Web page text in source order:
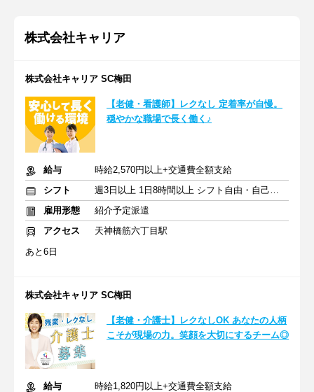
株式会社キャリア
株式会社キャリア SC梅田
【老健・看護師】レクなし 定着率が自慢。
穏やかな職場で長く働く♪
給与
時給2,570円以上+交通費全額支給
シフト
週3日以上 1日8時間以上 シフト自由・自己申告
雇用形態
紹介予定派遣
アクセス
天神橋筋六丁目駅
あと6日
株式会社キャリア SC梅田
【老健・介護士】レクなしOK あなたの人柄
こそが現場の力。笑顔を大切にするチーム◎
給与
時給1,820円以上+交通費全額支給